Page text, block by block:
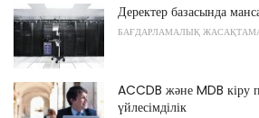
Деректер базасында
БАҒДАРЛАМАЛЫҚ
ACCDB және MDB кіру
үйлесімділік